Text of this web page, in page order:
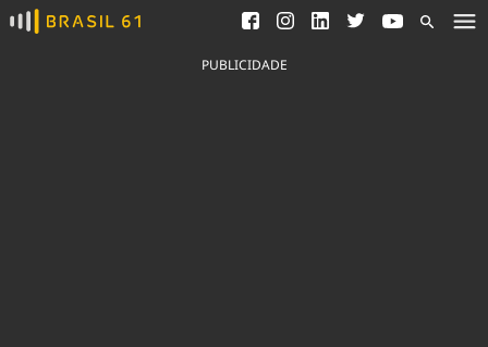
Ver todas as notícias
Saneamento
Indicadores
PUBLICIDADE